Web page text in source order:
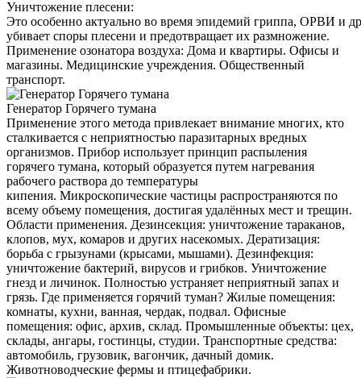
Уничтожение плесени:
Это особенно актуально во время эпидемий гриппа, ОРВИ и
убивает споры плесени и предотвращает их размножение.
Применение озонатора воздуха: Дома и квартиры. Офисы и
магазины. Медицинские учреждения. Общественный
транспорт.
Генератор Горячего тумана
Применение этого метода привлекает внимание многих, кто
сталкивается с неприятностью паразитарных вредных
организмов. Прибор использует принцип распыления
горячего тумана, который образуется путем нагревания
рабочего раствора до температуры
кипения. Микроскопические частицы распространяются по
всему объему помещения, достигая удалённых мест и трещин.
Области применения. Дезинсекция: уничтожение тараканов,
клопов, мух, комаров и других насекомых. Дератизация:
борьба с грызунами (крысами, мышами). Дезинфекция:
уничтожение бактерий, вирусов и грибков. Уничтожение
гнезд и личинок. Полностью устраняет неприятный запах и
грязь. Где применяется горячий туман? Жилые помещения:
комнаты, кухни, ванная, чердак, подвал. Офисные
помещения: офис, архив, склад. Промышленные объекты: цех,
склады, ангары, гостинцы, студии. Транспортные средства:
автомобиль, грузовик, вагончик, дачный домик.
Животноводческие фермы и птицефабрики.